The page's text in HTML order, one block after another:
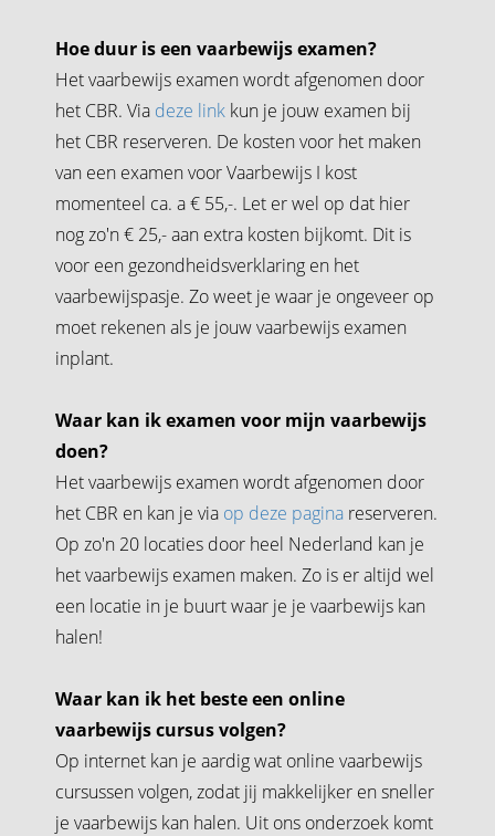
Hoe duur is een vaarbewijs examen?
Het vaarbewijs examen wordt afgenomen door
het CBR. Via deze link kun je jouw examen bij
het CBR reserveren. De kosten voor het maken
van een examen voor Vaarbewijs I kost
momenteel ca. a € 55,-. Let er wel op dat hier
nog zo'n € 25,- aan extra kosten bijkomt. Dit is
voor een gezondheidsverklaring en het
vaarbewijspasje. Zo weet je waar je ongeveer op
moet rekenen als je jouw vaarbewijs examen
inplant.
Waar kan ik examen voor mijn vaarbewijs
doen?
Het vaarbewijs examen wordt afgenomen door
het CBR en kan je via op deze pagina reserveren.
Op zo'n 20 locaties door heel Nederland kan je
het vaarbewijs examen maken. Zo is er altijd wel
een locatie in je buurt waar je je vaarbewijs kan
halen!
Waar kan ik het beste een online
vaarbewijs cursus volgen?
Op internet kan je aardig wat online vaarbewijs
cursussen volgen, zodat jij makkelijker en sneller
je vaarbewijs kan halen. Uit ons onderzoek komt